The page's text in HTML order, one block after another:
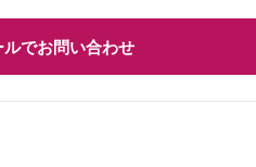
ルでお問い合わせ